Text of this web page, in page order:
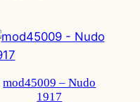
mod45009 – Nudo
1917